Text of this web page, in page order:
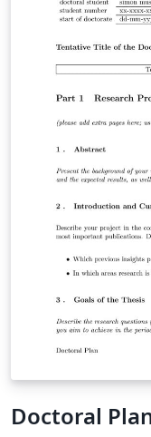
to be humorous
your professional
Doctoral